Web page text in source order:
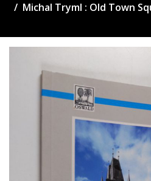
Michal Tryml : Old Town